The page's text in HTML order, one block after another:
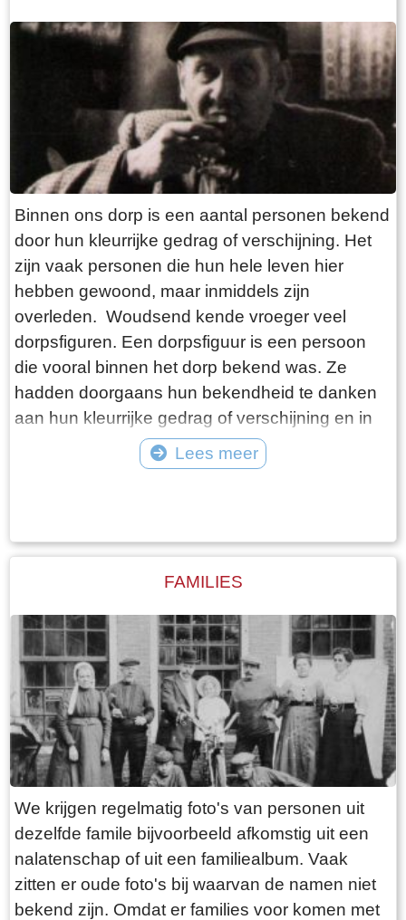
Binnen ons dorp is een aantal personen bekend
door hun kleurrijke gedrag of verschijning. Het
zijn vaak personen die hun hele leven hier
hebben gewoond, maar inmiddels zijn
overleden. Woudsend kende vroeger veel
dorpsfiguren. Een dorpsfiguur is een persoon
die vooral binnen het dorp bekend was. Ze
hadden doorgaans hun bekendheid te danken
aan hun kleurrijke gedrag of verschijning en in
mindere mate aan hun daden. Vaak waren het
al wat oudere personen die hun hele leven in
dorpsbewoners dan hun echte naam. Buiten
hebben gehaald.Een bekend en kleurrijk
dorpsfiguur was Sibbele Visser, hier op de foto,
met als bijnaam Sibbele mot.
Lees meer
FAMILIES
We krijgen regelmatig foto's van personen uit
dezelfde famile bijvoorbeeld afkomstig uit een
nalatenschap of uit een familiealbum. Vaak
zitten er oude foto's bij waarvan de namen niet
bekend zijn. Omdat er families voor komen met